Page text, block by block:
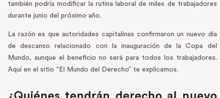
también podría modificar la rutina laboral de miles de trabajadores
durante junio del próximo año.
La razón es que autoridades capitalinas confirmaron un nuevo día
de descanso relacionado con la inauguración de la Copa del
Mundo, aunque el beneficio no será para todos los trabajadores.
Aquí en el sitio “El Mundo del Derecho” te explicamos.